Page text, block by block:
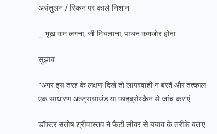
असंतुलन / स्किन पर काले निशान
_ भूख कम लगना, जी मिचलाना, पाचन कमजोर होना
सुझाव
“अगर इस तरह के लक्षण दिखे तो लापरवाही न बरतें और तत्काल
एक साधारण अल्ट्रासाउंड या फाइब्रोस्कैन से जांच कराएं
डॉक्टर संतोष श्रीवास्तव ने फैटी लीवर से बचाव के तरीके बताए